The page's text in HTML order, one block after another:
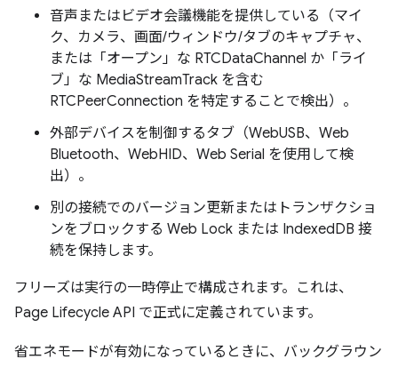
音声またはビデオ会議機能を提供している（マイ
ク、カメラ、画面/ウィンドウ/タブのキャプチャ、
または「オープン」な RTCDataChannel か「ライ
ブ」な MediaStreamTrack を含む
RTCPeerConnection を特定することで検出）。
外部デバイスを制御するタブ（WebUSB、Web
Bluetooth、WebHID、Web Serial を使用して検
出）。
別の接続でのバージョン更新またはトランザクショ
ンをブロックする Web Lock または IndexedDB 接
続を保持します。
フリーズは実行の一時停止で構成されます。これは、
Page Lifecycle API で正式に定義されています。
省エネモードが有効になっているときに、バックグラウン